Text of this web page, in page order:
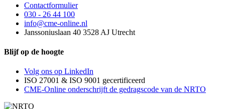
Contactformulier
030 - 26 44 100
info@cme-online.nl
Janssoniuslaan 40 3528 AJ Utrecht
Blijf op de hoogte
Volg ons op LinkedIn
ISO 27001 & ISO 9001 gecertificeerd
CME-Online onderschrijft de gedragscode van de NRTO